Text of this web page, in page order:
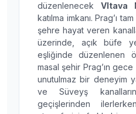
düzenlenecek Vltava
katılma imkanı. Prag’ı
şehre hayat veren
üzerinde, açık büfe
eşliğinde düzenlenen
masal şehir Prag’ın
unutulmaz bir deneyim
ve Süveyş
geçişlerinden